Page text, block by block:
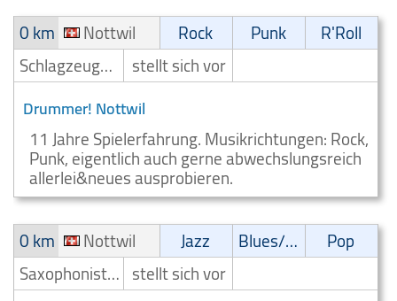
0 km
Nottwil Rock Punk
R'Roll
Schlagzeuger/Drummer
stellt sich vor
Drummer! Nottwil
11 Jahre Spielerfahrung. Musikrichtungen: Rock,
Punk, eigentlich auch gerne abwechslungsreich
allerlei&neues ausprobieren.
0 km
Nottwil Jazz Blues/Swing
Pop
Saxophonist/Saxophonspieler stellt sich vor